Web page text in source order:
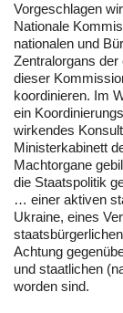
Vorgeschlagen
Nationale
nationalen und
Zentralorgans
dieser
koordinieren. Im
ein
wirkendes
Ministerkabinett
Machtorgane
die Staatspolitik
… einer aktiven
Ukraine, eines
Achtung
und staatlichen
worden sind.